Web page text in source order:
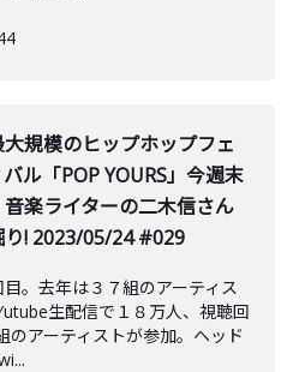
規模のヒップホップフェ
ル「POP YOURS」今週末
音楽ライターの二木信さん
り! 2023/05/24 #029
。去年は３７組のアーティス
生配信で１８万人、視聴回
のアーティストが参加。ヘッド